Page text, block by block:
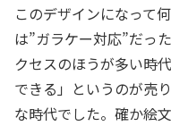
このデザインになって
は”ガラケー対応”だっ
クセスのほうが多い時
できる」というのが売
な時代でした。確か絵